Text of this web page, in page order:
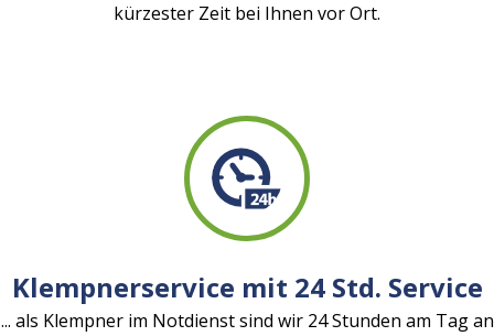
kürzester Zeit bei Ihnen vor Ort.
Klempnerservice mit 24 Std. Service
... als Klempner im Notdienst sind wir 24 Stunden am Tag an